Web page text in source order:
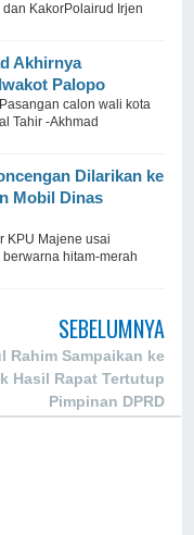
KakorPolairud Irjen
Akhirnya
Palopo
calon wali kota
Tahir -Akhmad
Dilarikan ke
Mobil Dinas
KPU Majene usai
hitam-merah
SEBELUMNYA
Rahim Sampaikan ke
Hasil Rapat Tertutup
Pimpinan DPRD